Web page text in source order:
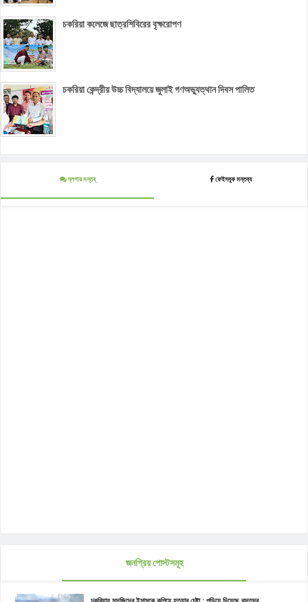
চকরিয়া কলেজে ছাত্রশিবিরের বৃক্ষরোপণ
চকরিয়া কেন্দ্রীয় উচ্চ বিদ্যালয়ে জুলাই গণঅভ্যুত্থান দিবস পালিত
ব্লগার মন্তব্ ফেইসবুক মন্তব্য
জনপ্রিয় পোস্টসমূহ